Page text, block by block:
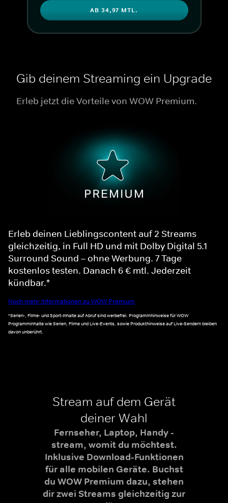
AB 34,97 MTL.
Gib deinem Streaming ein Upgrade
Erleb jetzt die Vorteile von WOW Premium.
Erleb deinen Lieblingscontent auf 2 Streams
gleichzeitig, in Full HD und mit Dolby Digital 5.1
Surround Sound – ohne Werbung. 7 Tage
kostenlos testen. Danach 6 € mtl. Jederzeit
kündbar.*
Noch mehr Informationen zu WOW Premium
*Serien-, Filme- und Sport-Inhalte auf Abruf sind werbefrei. Programmhinweise für WOW
Programminhalte wie Serien, Filme und Live-Events, sowie Produkthinweise auf Live-Sendern bleiben
davon unberührt.
Stream auf dem Gerät
deiner Wahl
Fernseher, Laptop, Handy -
stream, womit du möchtest.
Inklusive Download-Funktionen
für alle mobilen Geräte. Buchst
du WOW Premium dazu, stehen
dir zwei Streams gleichzeitig zur